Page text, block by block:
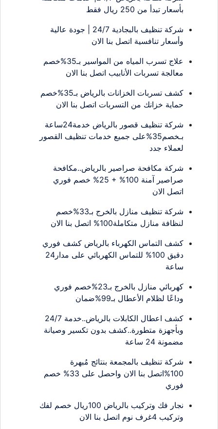
بأسعار تبدأ من 250 ريال فقط
شركة تنظيف بالبجادية 24/7 | جودة عالية
وأسعار تنافسية اتصل بنا الان
علاج تسرب المياه من المواسير بـ35%خصم
معالجة تسربات الأنابيب اتصل بنا الان
كشف تسربات الخزانات بالرياض بـ35%خصم
حماية خزانك من التسربات اتصل بنا الان
شركة تنظيف قصور بالرياض خدمة24ساعة
بـخصم35%على جميع خدمات تنظيف القصور
لعملاء جدد
شركة مكافحة صراصير بالرياض..مكافحة
صراصير آمنة 100% + 25% خصم فوري
اتصل الان
شركة تنظيف منازل بالخرج بـ33%خصم
لنظافة منازل متكاملة100% اتصل بنا الان
كشف التماس الكهرباء بالرياض كشف فوري
دقيق 100% للتماس الكهربائي على مدار24
ساعة
كهربائي منازل بالخرج بـ23%خصم فوري
وداعًا لظلام الأعطال بـ99%ضمان
كشف اعطال الكابلات بالرياض..خدمة 24/7
وبأجهزة متطورة..كشف بدون تكسير وصيانة
مضمونة 24 ساعة
شركة تنظيف بالمجمعة بنتائج مُبهرة
100%اتصل بنا الان واحصل على 33% خصم
فوري
نجار فك وتركيب بالرياض 100ريال خصم لفك
وتركيب 4غرف نوم اتصل بنا الان